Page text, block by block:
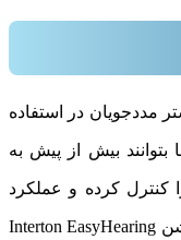
مددجویان در استفاده
بتوانند بیش از پیش به
کرده و عملکرد
آنها را در بالاترین سطح بهینه سازند. اپلیکیشن Interton EasyHearing